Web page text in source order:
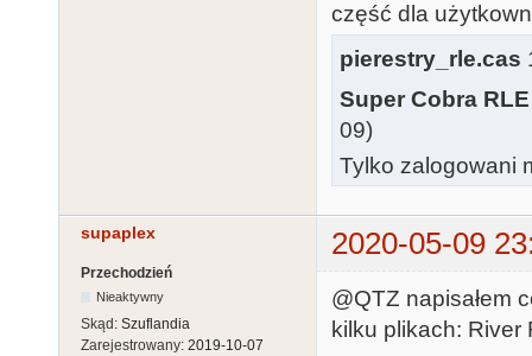
część dla
pierestry_rle.cas
Super Cobra
09)
Tylko zalogowani
supaplex 2020-05-09
Przechodzień
Nieaktywny
Skąd: Szuflandia
Zarejestrowany: 2019-10-07
@QTZ napisałem
kilku plikach: River